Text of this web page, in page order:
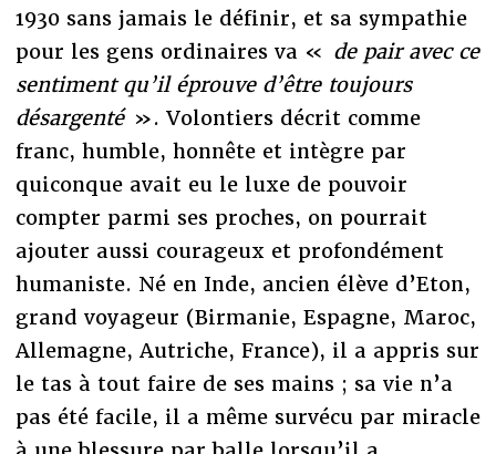
1930 sans jamais le définir, et sa sympathie
pour les gens ordinaires va « de pair avec ce
sentiment qu’il éprouve d’être toujours
désargenté». Volontiers décrit comme
franc, humble, honnête et intègre par
quiconque avait eu le luxe de pouvoir
compter parmi ses proches, on pourrait
ajouter aussi courageux et profondément
humaniste. Né en Inde, ancien élève d’Eton,
grand voyageur (Birmanie, Espagne, Maroc,
Allemagne, Autriche, France), il a appris sur
le tas à tout faire de ses mains ; sa vie n’a
pas été facile, il a même survécu par miracle